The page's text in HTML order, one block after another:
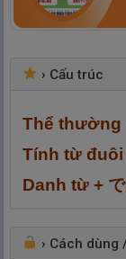
› Cấu trúc
Thể thường
Tính từ đuôi
Danh từ +
› Cách dùng